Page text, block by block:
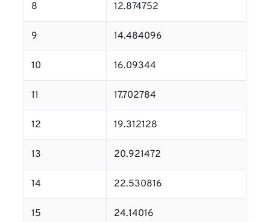
8 12.874752
9 14.484096
10 16.09344
11 17.702784
12 19.312128
13 20.921472
14 22.530816
15 24.14016